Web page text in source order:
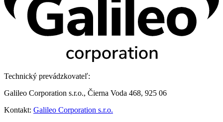
Technický prevádzkovateľ:
Galileo Corporation s.r.o., Čierna Voda 468, 925 06
Kontakt: Galileo Corporation s.r.o.